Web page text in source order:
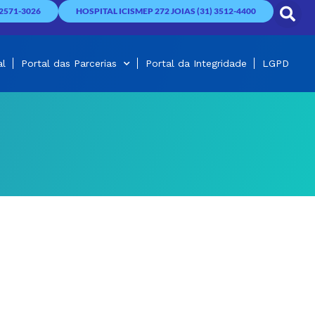
3026 HOSPITAL ICISMEP 272 JOIAS (31) 3512-4400
Portal das Parcerias Portal da Integridade LGPD